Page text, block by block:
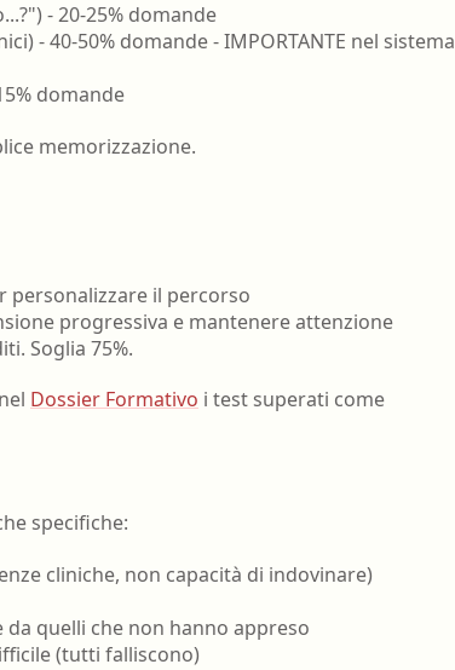
- 20-25% domande
- 40-50% domande - IMPORTANTE nel sistema
domande
memorizzazione.
personalizzare il percorso
progressiva e mantenere attenzione
Soglia 75%.
Dossier Formativo i test superati come
specifiche:
cliniche, non capacità di indovinare)
quelli che non hanno appreso
(tutti falliscono)